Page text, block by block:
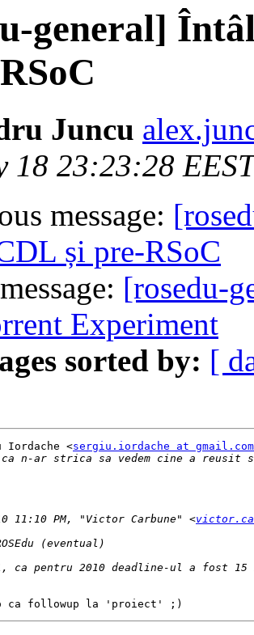
general]
Juncu
18 23:23:28
message:
și pre-RSoC
[rosedu-
Experiment
sorted by: [
Iordache <sergiu.iordache at gmail.com
11:10 PM, "Victor Carbune" <